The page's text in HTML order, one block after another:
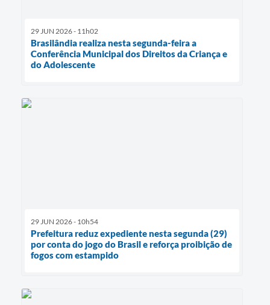
29 JUN 2026 - 11h02
Brasilândia realiza nesta segunda-feira a
Conferência Municipal dos Direitos da Criança e
do Adolescente
29 JUN 2026 - 10h54
Prefeitura reduz expediente nesta segunda (29)
por conta do jogo do Brasil e reforça proibição de
fogos com estampido